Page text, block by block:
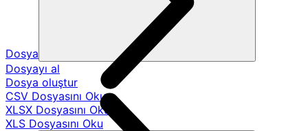
Dosya
Dosyayı al
Dosya oluştur
CSV Dosyasını Oku
XLSX Dosyasını Oku
XLS Dosyasını Oku